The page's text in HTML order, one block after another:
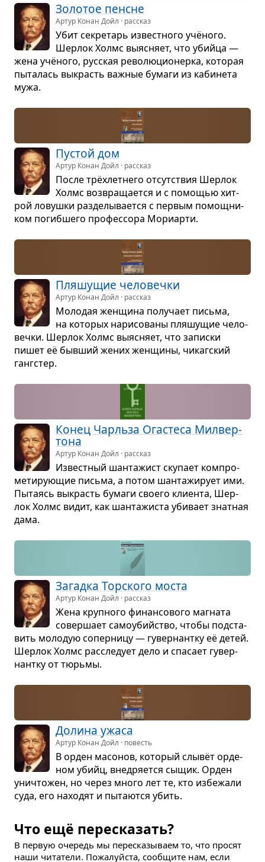
Золо­тое пенсне
Артур Конан Дойл · рассказ
Убит секре­тарь извест­ного учёного.
Шер­лок Холмс выяс­няет, что убийца —
жена учёного, рус­ская рево­лю­ци­о­нерка, кото­рая
пыта­лась выкрасть важ­ные бумаги из каби­нета
мужа.
Пустой дом
Артур Конан Дойл · рассказ
После трёхлет­него отсут­ствия Шер­лок
Холмс воз­вра­ща­ется и с помо­щью хит­
рой ловушки раз­де­лы­ва­ется с пер­вым помощ­ни­
ком погиб­шего про­фес­сора Мори­арти.
Пля­шу­щие чело­вечки
Артур Конан Дойл · рассказ
Моло­дая жен­щина полу­чает письма,
на кото­рых нари­со­ваны пля­шу­щие чело­
вечки. Шер­лок Холмс выяс­няет, что записки
пишет её быв­ший жених жен­щины, чикаг­ский
ганг­стер.
Конец Чарльза Ога­стеса Мил­вер­
тона
Артур Конан Дойл · рассказ
Извест­ный шан­та­жист ску­пает ком­про­
ме­ти­ру­ю­щие письма, а потом шан­та­жи­рует ими.
Пыта­ясь выкрасть бумаги сво­его кли­ента, Шер­
лок Холмс видит, как шан­та­жи­ста уби­вает знат­ная
дама.
Загадка Тор­ского моста
Артур Конан Дойл · рассказ
Жена круп­ного финан­со­вого маг­ната
совер­шает само­убийство, чтобы под­ста­
вить моло­дую сопер­ницу — гувер­нантку её детей.
Шер­лок Холмс рас­сле­дует дело и спа­сает гувер­
нантку от тюрьмы.
Долина ужаса
Артур Конан Дойл · повесть
В орден масо­нов, кото­рый слывёт орде­
ном убийц, вне­дря­ется сыщик. Орден
уни­что­жен, но через много лет те, кто избе­жали
суда, его нахо­дят и пыта­ются убить.
Что ещё пересказать?
В первую очередь мы пересказываем то, что просят
наши читатели. Пожалуйста, сообщите нам, если